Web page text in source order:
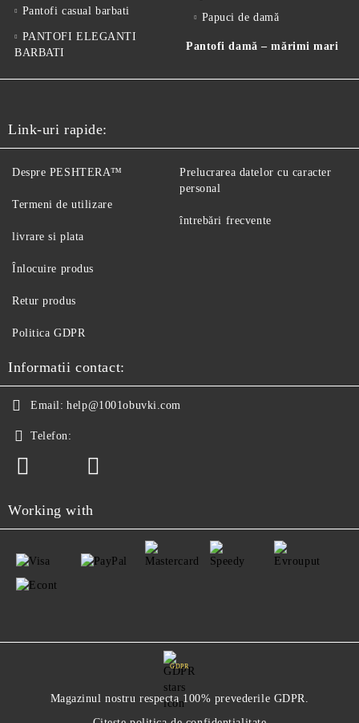
Pantofi casual barbati
PANTOFI ELEGANTI
BARBATI
Papuci de damă
Pantofi damă – mărimi mari
Link-uri rapide:
Despre PESHTERA™
Termeni de utilizare
livrare si plata
Înlocuire produs
Retur produs
Politica GDPR
Prelucrarea datelor cu caracter
personal
întrebări frecvente
Informatii contact:
Email: help@1001obuvki.com
Telefon:
Working with
GDPR
Magazinul nostru respecta 100% prevederile GDPR.